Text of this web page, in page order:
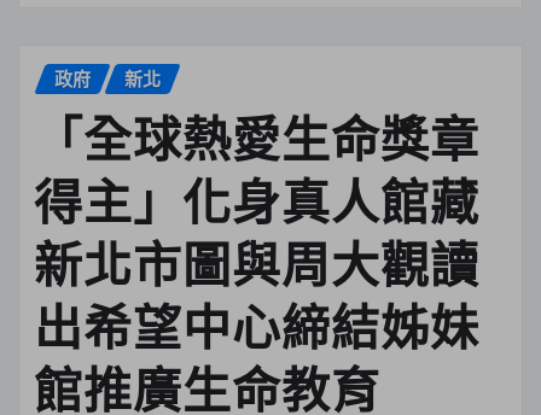
政府 新北
「全球熱愛生命獎章
得主」化身真人館藏
新北市圖與周大觀讀
出希望中心締結姊妹
館推廣生命教育